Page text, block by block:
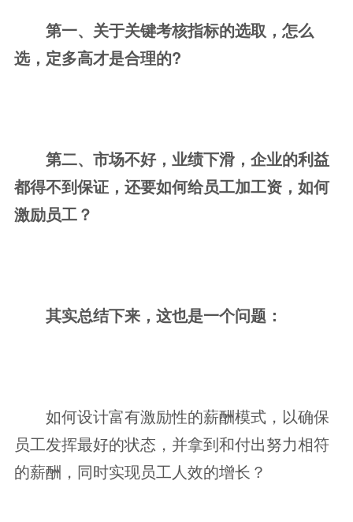
第一、关于关键考核指标的选取，怎么
选，定多高才是合理的?
第二、市场不好，业绩下滑，企业的利益
都得不到保证，还要如何给员工加工资，如何
激励员工？
其实总结下来，这也是一个问题：
如何设计富有激励性的薪酬模式，以确保
员工发挥最好的状态，并拿到和付出努力相符
的薪酬，同时实现员工人效的增长？